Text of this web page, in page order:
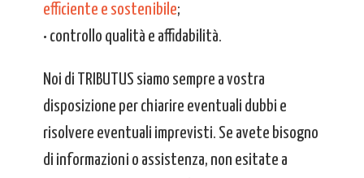
efficiente e sostenibile;
• controllo qualità e affidabilità.
Noi di TRIBUTUS siamo sempre a vostra
disposizione per chiarire eventuali dubbi e
risolvere eventuali imprevisti. Se avete bisogno
di informazioni o assistenza, non esitate a